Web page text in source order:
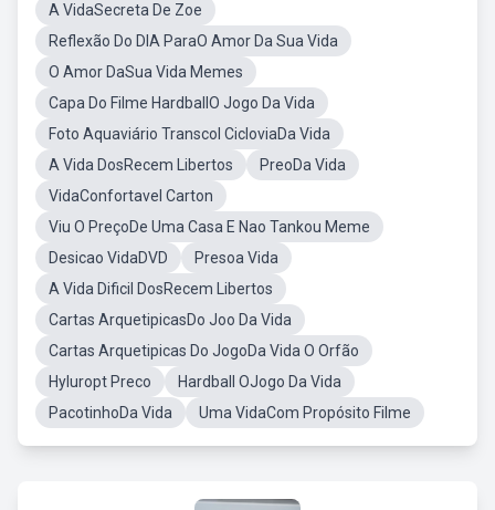
A VidaSecreta De Zoe
Reflexão Do DIA ParaO Amor Da Sua Vida
O Amor DaSua Vida Memes
Capa Do Filme HardballO Jogo Da Vida
Foto Aquaviário Transcol CicloviaDa Vida
A Vida DosRecem Libertos
PreoDa Vida
VidaConfortavel Carton
Viu O PreçoDe Uma Casa E Nao Tankou Meme
Desicao VidaDVD
Presoa Vida
A Vida Dificil DosRecem Libertos
Cartas ArquetipicasDo Joo Da Vida
Cartas Arquetipicas Do JogoDa Vida O Orfão
Hyluropt Preco
Hardball OJogo Da Vida
PacotinhoDa Vida
Uma VidaCom Propósito Filme